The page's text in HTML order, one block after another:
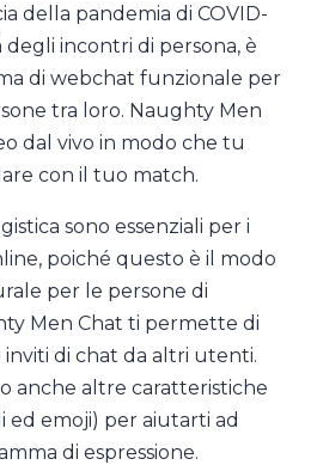
della pandemia di COVID-
degli incontri di persona, è
di webchat funzionale per
tra loro. Naughty Men
dal vivo in modo che tu
con il tuo match.
sono essenziali per i
poiché questo è il modo
per le persone di
Men Chat ti permette di
di chat da altri utenti.
anche altre caratteristiche
ed emoji) per aiutarti ad
di espressione.